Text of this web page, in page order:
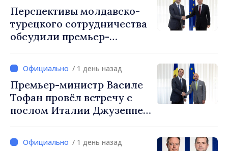
Перспективы молдавско-
турецкого сотрудничества
обсудили премьер-
посол Турции Уйгар
Мустафа Сертел/ 1 день назад
Премьер-министр Василе
Тофан провёл встречу с
послом Италии Джузеппе
/ 1 день назад